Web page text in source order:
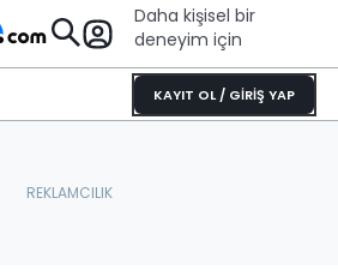
Daha kişisel bir
deneyim için
KAYIT OL / GİRİŞ YAP